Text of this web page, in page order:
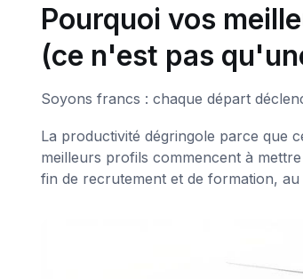
Pourquoi vos
(ce n'est pas
Soyons francs : chaque départ
La productivité dégringole parce que
meilleurs profils commencent à
fin de recrutement et de formation,